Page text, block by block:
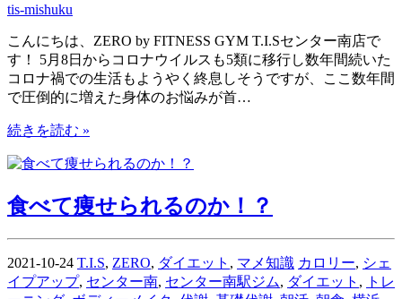
tis-mishuku
こんにちは、ZERO by FITNESS GYM T.I.Sセンター南店で
す！ 5月8日からコロナウイルスも5類に移行し数年間続いた
コロナ禍での生活もようやく終息しそうですが、ここ数年間
で圧倒的に増えた身体のお悩みが首…
続きを読む »
食べて痩せられるのか！？
2021-10-24 T.I.S, ZERO, ダイエット , マメ知識 カロリー, シェ
イプアップ, センター南, センター南駅ジム, ダイエット ,
トレ